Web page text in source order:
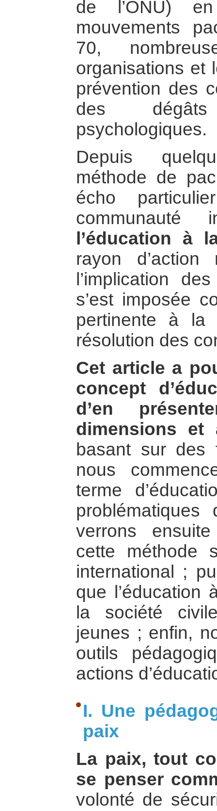
de l’ONU)
mouvements
70,
organisations et
prévention des
des
psychologiques.
Depuis
méthode de
écho
communauté
l’éducation à
rayon d’action
l’implication
s’est imposée
pertinente à la
résolution des
Cet article a
concept
d’en
dimensions et
basant sur des
nous
terme
verrons
cette méthode
international ;
que l’éducation
la société
jeunes ; enfin,
outils
actions
I. Une
paix
La paix, tout
se penser
volonté de